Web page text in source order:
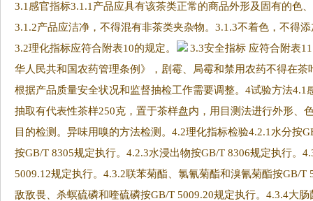
3.1感官指标3.1.1产品应具有该茶类正常的商品外形及固有的色
3.1.2产品应洁净，不得混有非茶类夹杂物。3.1.3不着色，不得
3.2理化指标应符合附表10的规定。
3.3安全指标 应符合附表
华人民共和国农药管理条例》，剧霉、局霉和禁用农药不得在
根据产品质量安全状况和监督抽检工作需要调整。4试验方法4.1
抽取有代表性茶样250克，置于茶样盘内，用目测法进行外形、
目的检测。异味用嗅的方法检测。4.2理化指标检验4.2.1水分按
按GB/T 8305规定执行。4.2.3水浸出物按GB/T 8306规定执行。
5009.12规定执行。4.3.2联苯菊酯、氯氰菊酯和溴氰菊酯按GB/T
敌敌畏、杀螟硫磷和喹硫磷按GB/T 5009.20规定执行。4.3.4大